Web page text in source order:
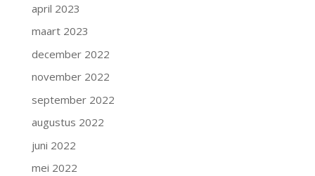
april 2023
maart 2023
december 2022
november 2022
september 2022
augustus 2022
juni 2022
mei 2022